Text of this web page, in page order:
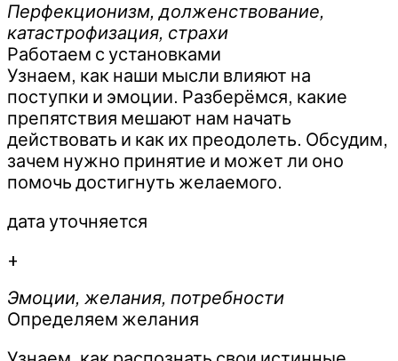
Перфекционизм, долженствование,
катастрофизация, страхи
Работаем с установками
Узнаем, как наши мысли влияют на
поступки и эмоции. Разберёмся, какие
препятствия мешают нам начать
действовать и как их преодолеть. Обсудим,
зачем нужно принятие и может ли оно
помочь достигнуть желаемого.
дата уточняется
+
Эмоции, желания, потребности
Определяем желания